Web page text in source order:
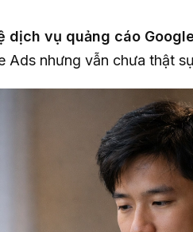
dịch vụ quảng cáo
Ads nhưng vẫn chưa thật